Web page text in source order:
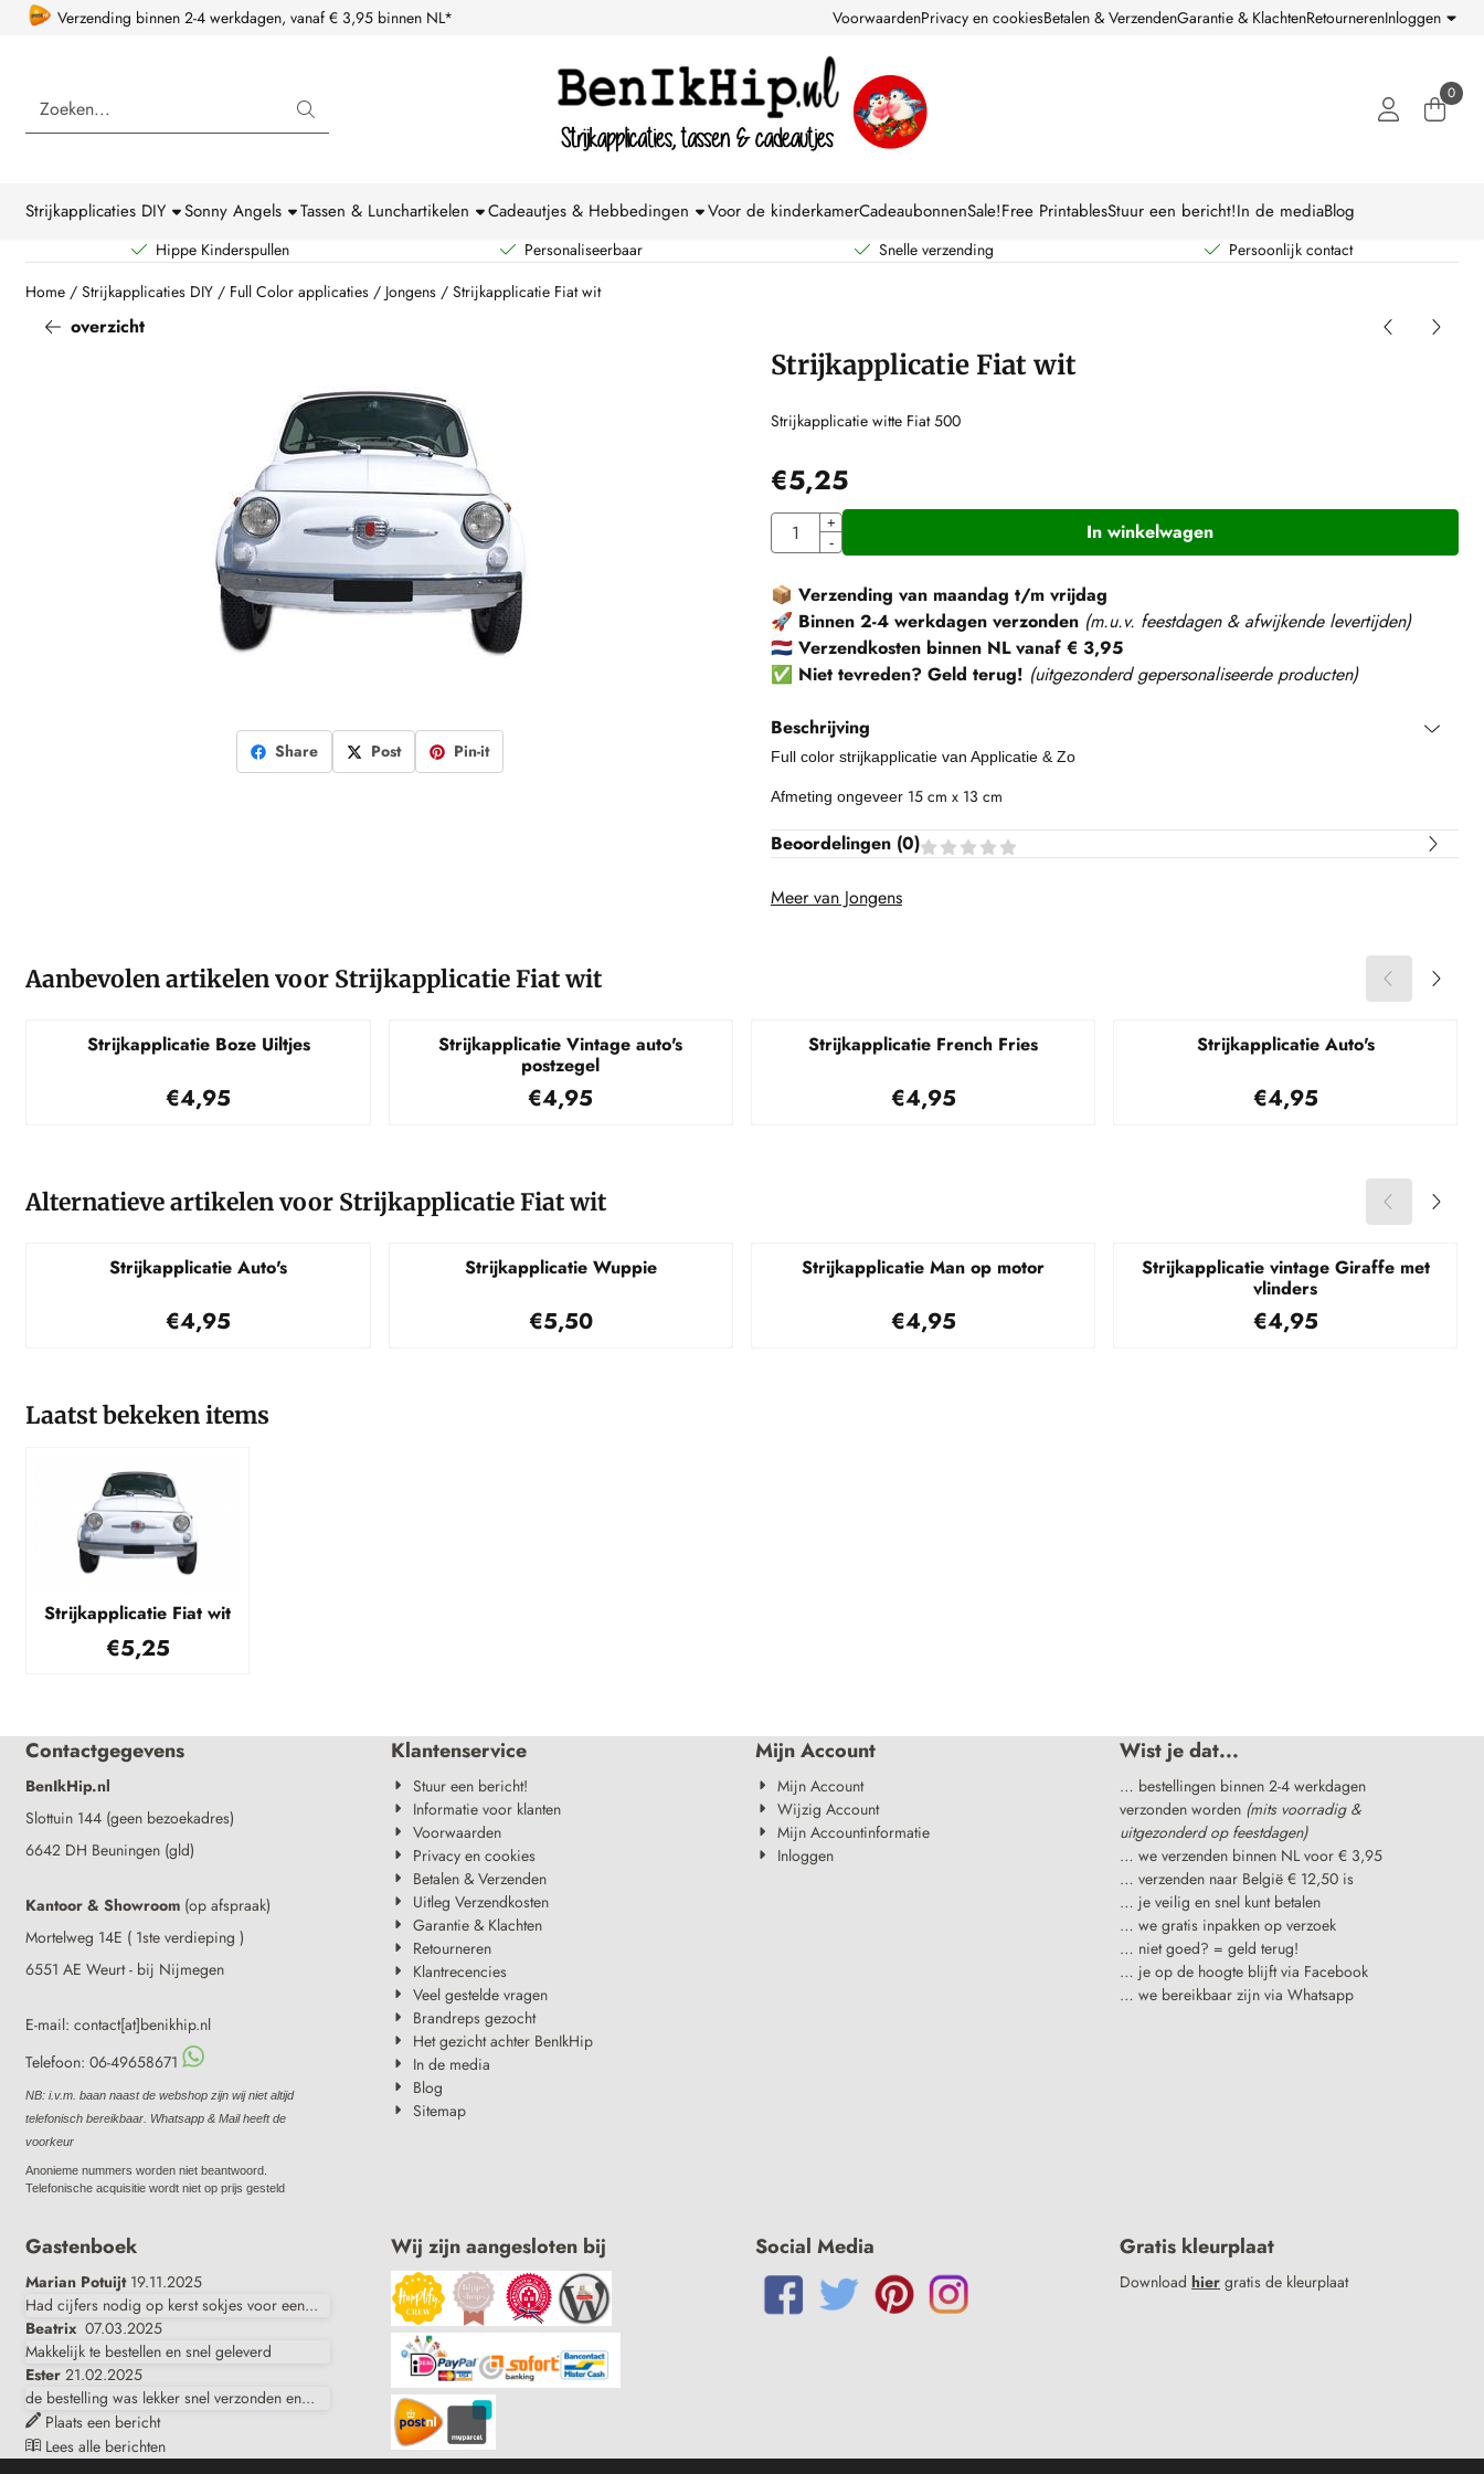
Cookievoorkeuren zijn beschikbaar. Kies instellingen of sta alle cookies toe.
Verzending binnen 2-4 werkdagen, vanaf € 3,95 binnen NL* VoorwaardenPrivacy en cookiesBetalen & VerzendenGarantie & KlachtenRetournerenInloggen
Zoeken 0
Strijkapplicaties DIY Sonny Angels Tassen & Lunchartikelen Cadeautjes & Hebbedingen Voor de kinderkamerCadeaubonnenSale!Free PrintablesStuur een bericht!In de mediaBlog
Hippe Kinderspullen Personaliseerbaar Snelle verzending
Persoonlijk contact
Home / Strijkapplicaties DIY / Full Color applicaties / Jongens / Strijkapplicatie Fiat wit
overzicht
Share Post Pin-it
Strijkapplicatie Fiat wit
Strijkapplicatie witte Fiat 500
€5,25
Aantal
+
-
In winkelwagen
📦 Verzending van maandag t/m vrijdag
🚀 Binnen 2-4 werkdagen verzonden (m.u.v. feestdagen & afwijkende levertijden)
🇳🇱 Verzendkosten binnen NL vanaf € 3,95
✅ Niet tevreden? Geld terug! (uitgezonderd gepersonaliseerde producten)
Beschrijving
Full color strijkapplicatie van Applicatie & Zo
Afmeting ongeveer 15 cm x 13 cm
Beoordelingen (0)
Meer van Jongens
Aanbevolen artikelen voor Strijkapplicatie Fiat wit
Strijkapplicatie Boze Uiltjes
Prijs: 4,95
€4,95
Strijkapplicatie Vintage auto's
postzegel
Prijs: 4,95
€4,95
Strijkapplicatie French Fries
Prijs: 4,95
€4,95
Strijkapplicatie Auto's
Prijs: 4,95
€4,95
Alternatieve artikelen voor Strijkapplicatie Fiat wit
Strijkapplicatie Auto's
Prijs: 4,95
€4,95
Strijkapplicatie Wuppie
Prijs: 5,50
€5,50
Strijkapplicatie Man op motor
Prijs: 4,95
€4,95
Strijkapplicatie vintage Giraffe met
vlinders
Prijs: 4,95
€4,95
Laatst bekeken items
Strijkapplicatie Fiat wit
€5,25
Contactgegevens
BenIkHip.nl
Slottuin 144 (geen bezoekadres)
6642 DH Beuningen (gld)
Kantoor & Showroom (op afspraak)
Mortelweg 14E ( 1ste verdieping )
6551 AE Weurt - bij Nijmegen
E-mail: contact[at]benikhip.nl
Telefoon: 06-49658671
NB: i.v.m. baan naast de webshop zijn wij niet altijd
telefonisch bereikbaar. Whatsapp & Mail heeft de
voorkeur
Anonieme nummers worden niet beantwoord.
Telefonische acquisitie wordt niet op prijs gesteld
Klantenservice
Stuur een bericht!
Informatie voor klanten
Voorwaarden
Privacy en cookies
Betalen & Verzenden
Uitleg Verzendkosten
Garantie & Klachten
Retourneren
Klantrecencies
Veel gestelde vragen
Brandreps gezocht
Het gezicht achter BenIkHip
In de media
Blog
Sitemap
Mijn Account
Mijn Account
Wijzig Account
Mijn Accountinformatie
Inloggen
Wist je dat...
… bestellingen binnen 2-4 werkdagen
verzonden worden (mits voorradig &
uitgezonderd op feestdagen)
… we verzenden binnen NL voor € 3,95
… verzenden naar België € 12,50 is
… je veilig en snel kunt betalen
… we gratis inpakken op verzoek
… niet goed? = geld terug!
… je op de hoogte blijft via Facebook
… we bereikbaar zijn via Whatsapp
Gastenboek
Marian Potuijt 19.11.2025
Had cijfers nodig op kerst sokjes voor een...
Beatrix 07.03.2025
Makkelijk te bestellen en snel geleverd
Ester 21.02.2025
de bestelling was lekker snel verzonden en...
Plaats een bericht
Lees alle berichten
Wij zijn aangesloten bij Social Media Gratis kleurplaat
Downloadhier gratis de kleurplaat